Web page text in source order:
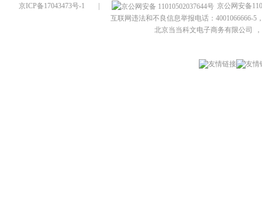
京ICP备17043473号-1
京公网安备
互联网违法和不良信息举报电话：4001066666-5
北京当当科文电子商务有限公司